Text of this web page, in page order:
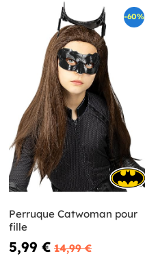
-60%
Perruque Catwoman pour
fille
5,99 € 14,99 €